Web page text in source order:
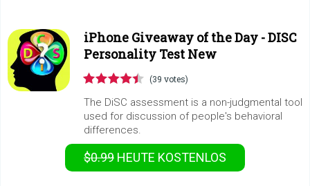
iPhone Giveaway of the Day -DISC
Personality Test New
(39 votes)
The DiSC assessment is a non-judgmental tool
used for discussion of people's behavioral
differences.
$0.99 HEUTE KOSTENLOS